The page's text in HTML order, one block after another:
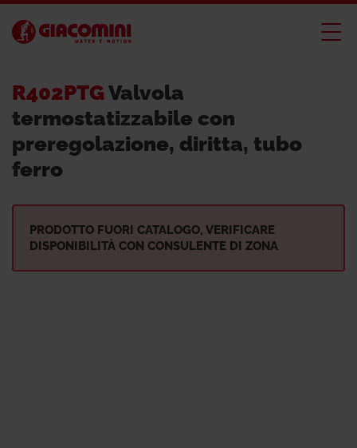
R402PTG Valvola
termostatizzabile con
preregolazione, diritta, tubo
ferro
PRODOTTO FUORI CATALOGO, VERIFICARE
DISPONIBILITÀ CON CONSULENTE DI ZONA